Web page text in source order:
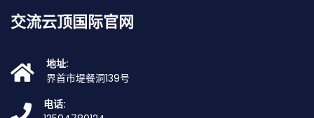
交流云顶国际官网
地址:
界首市堤餐洞139号
电话: